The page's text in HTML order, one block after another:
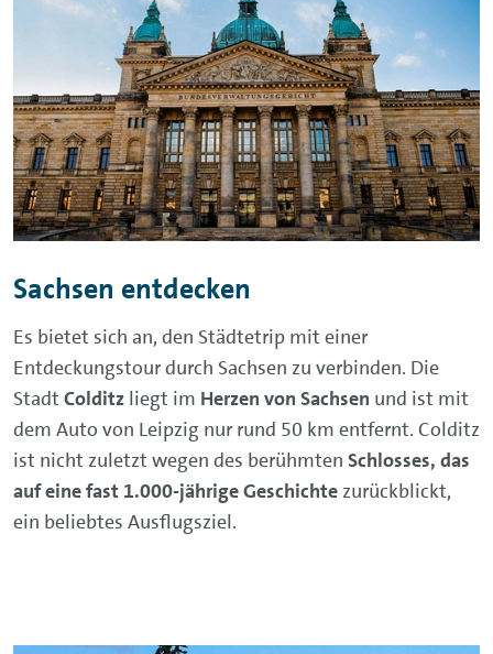
Sachsen entdecken
Es bietet sich an, den Städtetrip mit einer
Entdeckungstour durch Sachsen zu verbinden. Die
Stadt Colditz liegt im Herzen von Sachsen und ist mit
dem Auto von Leipzig nur rund 50 km entfernt. Colditz
ist nicht zuletzt wegen des berühmten Schlosses, das
auf eine fast 1.000-jährige Geschichte zurückblickt,
ein beliebtes Ausflugsziel.